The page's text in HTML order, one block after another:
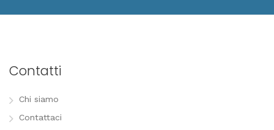
Contatti
Chi siamo
Contattaci